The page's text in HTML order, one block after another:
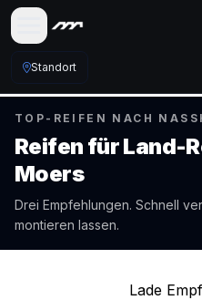
Standort
TOP-REIFEN NACH
Reifen fürLand-
Moers
Drei Empfehlungen. Schnell
montieren lassen.
Lade